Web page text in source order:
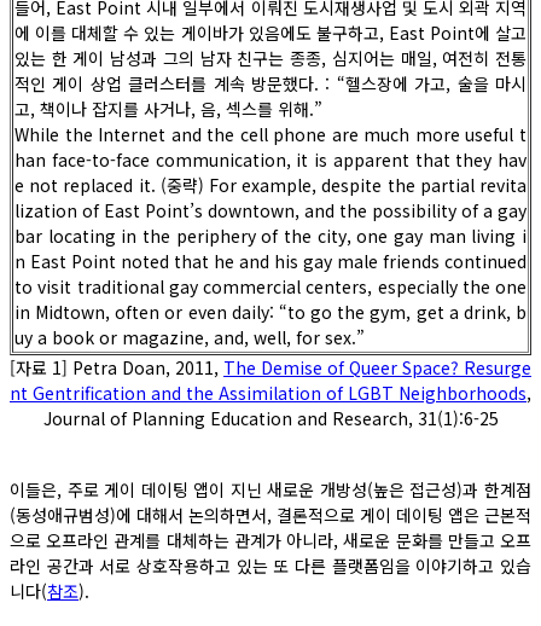
들어, East Point 시내 일부에서 이뤄진 도시재생사업 및 도시 외곽 지역
에 이를 대체할 수 있는 게이바가 있음에도 불구하고, East Point에 살고
있는 한 게이 남성과 그의 남자 친구는 종종, 심지어는 매일, 여전히 전통
적인 게이 상업 클러스터를 계속 방문했다. : “헬스장에 가고, 술을 마시
고, 책이나 잡지를 사거나, 음, 섹스를 위해.”
While the Internet and the cell phone are much more useful t
han face-to-face communication, it is apparent that they hav
e not replaced it. (중략) For example, despite the partial revita
lization of East Point’s downtown, and the possibility of a gay
bar locating in the periphery of the city, one gay man living i
n East Point noted that he and his gay male friends continued
to visit traditional gay commercial centers, especially the one
in Midtown, often or even daily: “to go the gym, get a drink, b
uy a book or magazine, and, well, for sex.”
[자료 1] Petra Doan, 2011, The Demise of Queer Space? Resurge
nt Gentrification and the Assimilation of LGBT Neighborhoods,
Journal of Planning Education and Research, 31(1):6-25
이들은, 주로 게이 데이팅 앱이 지닌 새로운 개방성(높은 접근성)과 한계점
(동성애규범성)에 대해서 논의하면서, 결론적으로 게이 데이팅 앱은 근본적
으로 오프라인 관계를 대체하는 관계가 아니라, 새로운 문화를 만들고 오프
라인 공간과 서로 상호작용하고 있는 또 다른 플랫폼임을 이야기하고 있습
니다(참조).